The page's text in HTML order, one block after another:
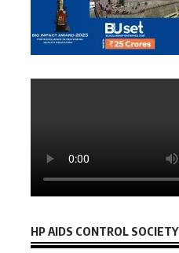
HP AIDS CONTROL SOCIETY